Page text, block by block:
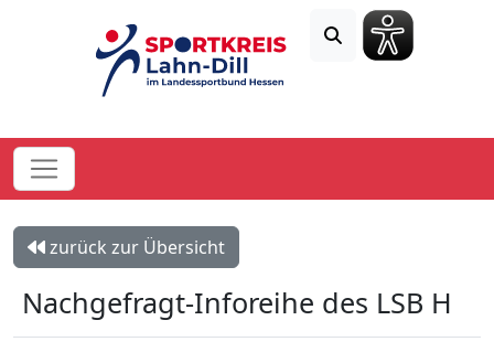
zurück zur Übersicht
Nachgefragt-Inforeihe des LSB H